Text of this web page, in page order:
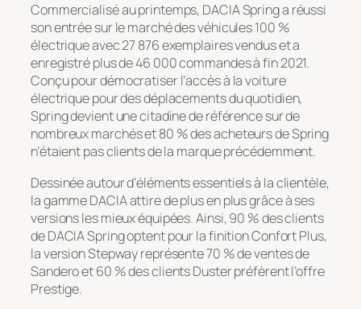
Commercialisé au printemps, DACIA Spring a réussi
son entrée sur le marché des véhicules 100 %
électrique avec 27 876 exemplaires vendus et a
enregistré plus de 46 000 commandes à fin 2021.
Conçu pour démocratiser l’accès à la voiture
électrique pour des déplacements du quotidien,
Spring devient une citadine de référence sur de
nombreux marchés et 80 % des acheteurs de Spring
n’étaient pas clients de la marque précédemment.
Dessinée autour d’éléments essentiels à la clientèle,
la gamme DACIA attire de plus en plus grâce à ses
versions les mieux équipées. Ainsi, 90 % des clients
de DACIA Spring optent pour la finition Confort Plus,
la version Stepway représente 70 % de ventes de
Sandero et 60 % des clients Duster préfèrent l’offre
Prestige.